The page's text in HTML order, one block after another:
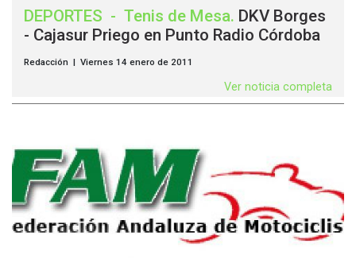
DEPORTES - Tenis de Mesa. DKV Borges
- Cajasur Priego en Punto Radio Córdoba
Redacción | Viernes 14 enero de 2011
Ver noticia completa